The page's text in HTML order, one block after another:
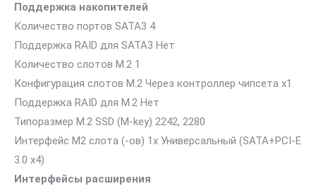
Поддержка накопителей
Количество портов SATA3 4
Поддержка RAID для SATA3 Нет
Количество слотов M.2 1
Конфигурация слотов M.2 Через контроллер чипсета x1
Поддержка RAID для M.2 Нет
Типоразмер M.2 SSD (M-key) 2242, 2280
Интерфейс М2 слота (-ов) 1х Универсальный (SATA+PCI-E
3.0 х4)
Интерфейсы расширения